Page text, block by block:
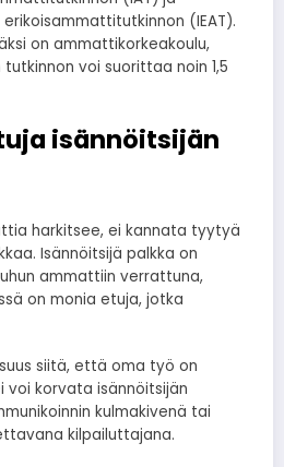
(IEAT).
on ammattikorkeakoulu,
voi suorittaa noin 1,5
isännöitsijän
harkitsee, ei kannata tyytyä
Isännöitsijä palkka on
ammattiin verrattuna,
on monia etuja, jotka
siitä, että oma työ on
voi korvata isännöitsijän
kulmakivenä tai
kilpailuttajana.